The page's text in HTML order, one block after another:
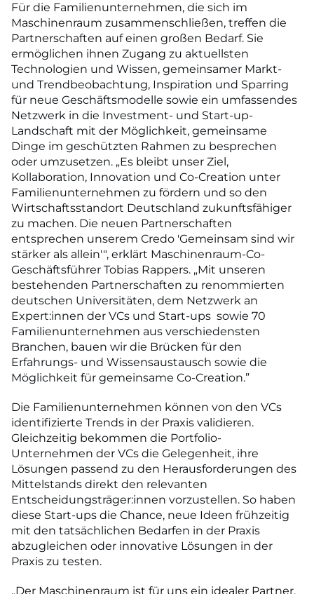
Für die Familienunternehmen, die sich im
Maschinenraum zusammenschließen, treffen die
Partnerschaften auf einen großen Bedarf. Sie
ermöglichen ihnen Zugang zu aktuellsten
Technologien und Wissen, gemeinsamer Markt-
und Trendbeobachtung, Inspiration und Sparring
für neue Geschäftsmodelle sowie ein umfassendes
Netzwerk in die Investment- und Start-up-
Landschaft mit der Möglichkeit, gemeinsame
Dinge im geschützten Rahmen zu besprechen
oder umzusetzen. „Es bleibt unser Ziel,
Kollaboration, Innovation und Co-Creation unter
Familienunternehmen zu fördern und so den
Wirtschaftsstandort Deutschland zukunftsfähiger
zu machen. Die neuen Partnerschaften
entsprechen unserem Credo 'Gemeinsam sind wir
stärker als allein'", erklärt Maschinenraum-Co-
Geschäftsführer Tobias Rappers. „Mit unseren
bestehenden Partnerschaften zu renommierten
deutschen Universitäten, dem Netzwerk an
Expert:innen der VCs und Start-ups sowie 70
Familienunternehmen aus verschiedensten
Branchen, bauen wir die Brücken für den
Erfahrungs- und Wissensaustausch sowie die
Möglichkeit für gemeinsame Co-Creation.”
Die Familienunternehmen können von den VCs
identifizierte Trends in der Praxis validieren.
Gleichzeitig bekommen die Portfolio-
Unternehmen der VCs die Gelegenheit, ihre
Lösungen passend zu den Herausforderungen des
Mittelstands direkt den relevanten
Entscheidungsträger:innen vorzustellen. So haben
diese Start-ups die Chance, neue Ideen frühzeitig
mit den tatsächlichen Bedarfen in der Praxis
abzugleichen oder innovative Lösungen in der
Praxis zu testen.
„Der Maschinenraum ist für uns ein idealer Partner,